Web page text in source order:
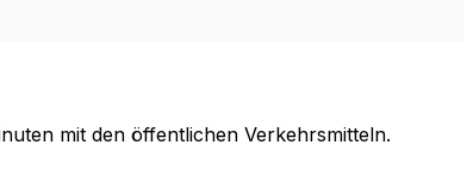
mit den öffentlichen Verkehrsmitteln.